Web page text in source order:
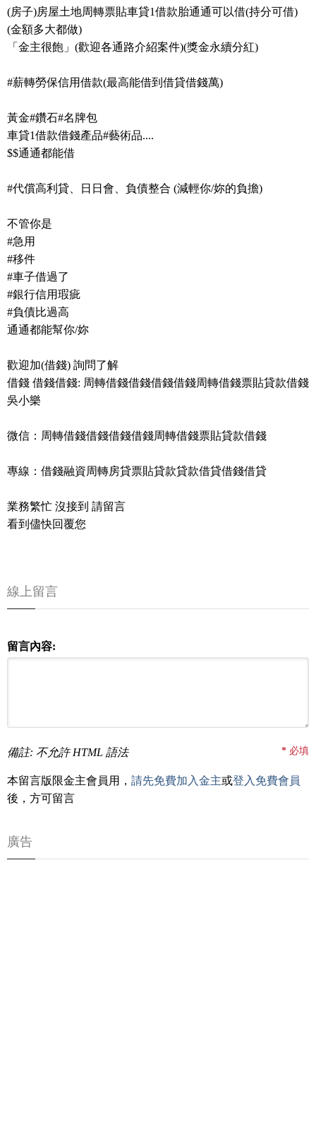
(房子)房屋土地周轉票貼車貸1借款胎通通可以借(持分可借)
(金額多大都做)
「金主很飽」(歡迎各通路介紹案件)(獎金永續分紅)
#薪轉勞保信用借款(最高能借到借貸借錢萬)
黃金#鑽石#名牌包
車貸1借款借錢產品#藝術品....
$$通通都能借
#代償高利貸、日日會、負債整合 (減輕你/妳的負擔)
不管你是
#急用
#移件
#車子借過了
#銀行信用瑕疵
#負債比過高
通通都能幫你/妳
歡迎加(借錢) 詢問了解
借錢 借錢借錢: 周轉借錢借錢借錢借錢周轉借錢票貼貸款借錢
吳小樂
微信：周轉借錢借錢借錢借錢周轉借錢票貼貸款借錢
專線：借錢融資周轉房貸票貼貸款貸款借貸借錢借貸
業務繁忙 沒接到 請留言
看到儘快回覆您
線上留言
留言內容:
備註: 不允許 HTML 語法 * 必填
本留言版限金主會員用， 請先免費加入金主或登入免費會員
後，方可留言
廣告